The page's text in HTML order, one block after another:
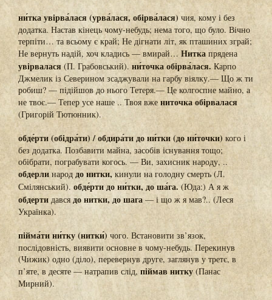
ни́тка увірва́лася (урва́лася, обірва́лася)чия, кому і без
додатка. Настав кінець чому-небудь; нема того, що було. Вічно
терпіти… та всьому є край; Не дігнати літ, як пташиних зграй;
Не вернуть надій, хоч кладись — вмирай… Нитка прядена
увірвалася(П. Грабовський). ни́точка обірва́лася.Карпо
Джмелик із Северином зсаджували на гарбу віялку.— Що ж ти
робиш? — підійшов до нього Тетеря.— Це колгоспне майно, а
не твоє.— Тепер усе наше .. Твоя вже ниточка обірвалася
(Григорій Тютюнник).
обде́рти (обідра́ти) / обдира́ти до ни́тки (до ни́точки) кого і
без додатка. Позбавити майна, засобів існування тощо;
обібрати, пограбувати когось. — Ви, захисник народу, ..
обдерлинарод до нитки, кинули на голодну смерть (Л.
Смілянський). обде́рти до ни́тки, до ша́га.(Юда:) А я ж
обдерти давсядо нитки, до шага — і що ж я мав?.. (Леся
Українка).
пійма́ти ни́тку (нитки́) чого. Встановити зв’язок,
послідовність, виявити основне в чому-небудь. Перекинув
(Чижик) одно (діло), перевернув друге, заглянув у третє, в
п’яте, в десяте — натрапив слід, піймав нитку (Панас
Мирний).